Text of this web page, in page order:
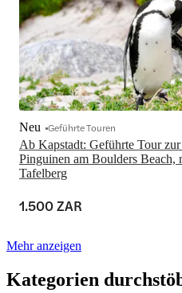
Ab Kapstadt: Geführte Tour
Pinguinen am Boulders Beach,
Tafelberg
Neu Geführte Touren
1.500 ZAR
Mehr anzeigen
Kategorien